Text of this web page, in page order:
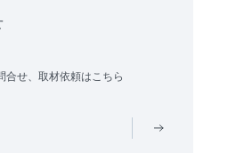
合せ、取材依頼はこちら